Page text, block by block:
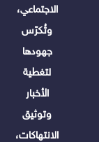
الاجتماعي،
وتُكرّس
جهودها
لتغطية
الأخبار
وتوثيق
الانتهاكات،